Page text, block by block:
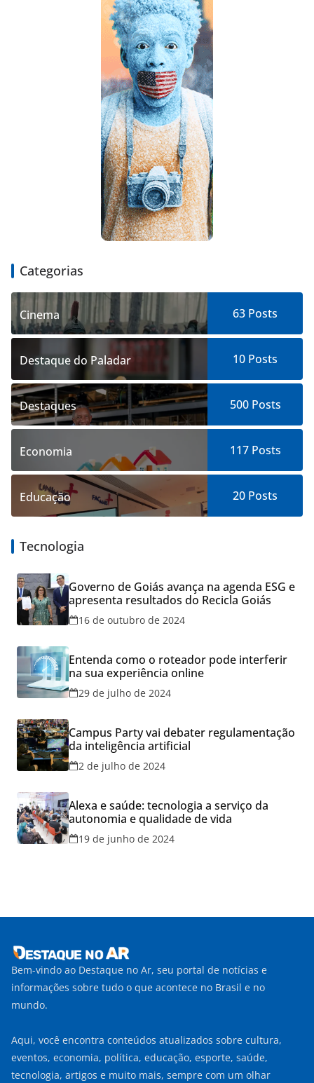
Categorias
Cinema 63 Posts
Destaque do Paladar 10 Posts
Destaques 500Posts
Economia 117Posts
Educação 20 Posts
Tecnologia
Governo de Goiás avança na agenda ESG e
apresenta resultados do Recicla Goiás
16 de outubro de 2024
Entenda como o roteador pode interferir
na sua experiência online
29 de julho de 2024
Campus Party vai debater regulamentação
da inteligência artificial
2 de julho de 2024
Alexa e saúde: tecnologia a serviço da
autonomia e qualidade de vida
19 de junho de 2024
Bem-vindo ao Destaque no Ar, seu portal de notícias e
informações sobre tudo o que acontece no Brasil e no
mundo.
Aqui, você encontra conteúdos atualizados sobre cultura,
eventos, economia, política, educação, esporte, saúde,
tecnologia, artigos e muito mais, sempre com um olhar